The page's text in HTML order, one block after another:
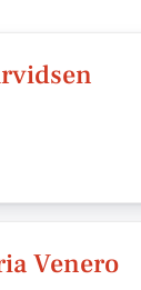
Venero